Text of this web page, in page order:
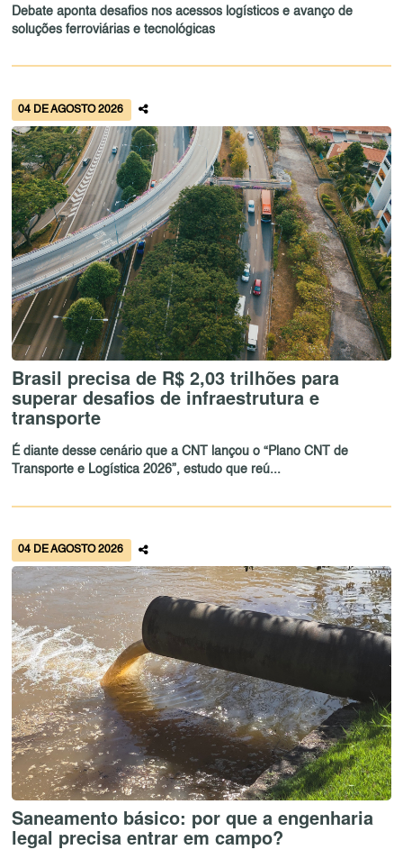
Debate aponta desafios nos acessos logísticos e avanço de
soluções ferroviárias e tecnológicas
04 DE AGOSTO 2026
Brasil precisa de R$ 2,03 trilhões para
superar desafios de infraestrutura e
transporte
É diante desse cenário que a CNT lançou o “Plano CNT de
Transporte e Logística 2026”, estudo que reú...
04 DE AGOSTO 2026
Saneamento básico: por que a engenharia
legal precisa entrar em campo?